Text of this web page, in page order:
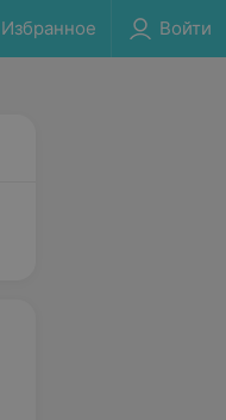
Избранное Войти